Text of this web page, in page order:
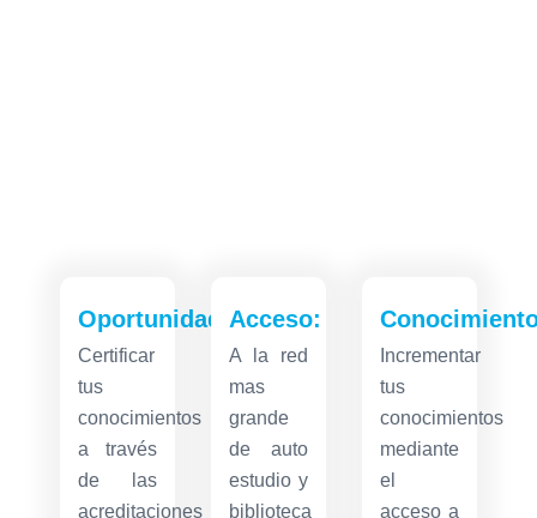
Oportunidades:
Certificar
tus
conocimientos
a través
de las
acreditaciones
Acceso:
A la red
mas
grande
de auto
estudio y
biblioteca
Incrementar
tus
conocimientos
mediante
el
acceso a